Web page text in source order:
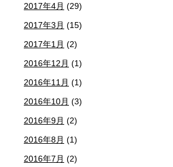
2017年4月 (29)
2017年3月 (15)
2017年1月 (2)
2016年12月 (1)
2016年11月 (1)
2016年10月 (3)
2016年9月 (2)
2016年8月 (1)
2016年7月 (2)